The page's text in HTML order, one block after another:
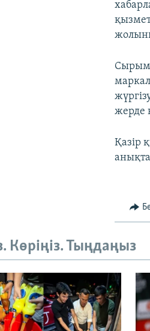
Сырым
жерде
Қазір
Көріңіз. Тыңдаңыз